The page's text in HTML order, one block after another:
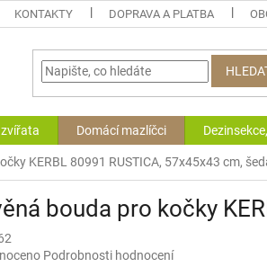
KONTAKTY DOPRAVA A PLATBA
Domácí mazlíčci
KERBL 80991 RUSTICA, 57x45x43 cm,
bouda pro kočky
Podrobnosti hodnocení